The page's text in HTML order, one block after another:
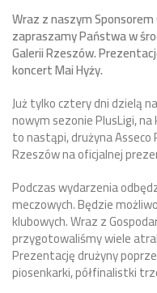
Wraz z naszym
zapraszamy Państwa w
Galerii Rzeszów.
koncert Mai Hyży.
Już tylko cztery dni dzielą
nowym sezonie PlusLigi,
to nastąpi, drużyna Asseco
Rzeszów na oficjalnej
Podczas wydarzenia
meczowych. Będzie
klubowych. Wraz z
przygotowaliśmy wiele
Prezentację drużyny
piosenkarki, półfinalistki